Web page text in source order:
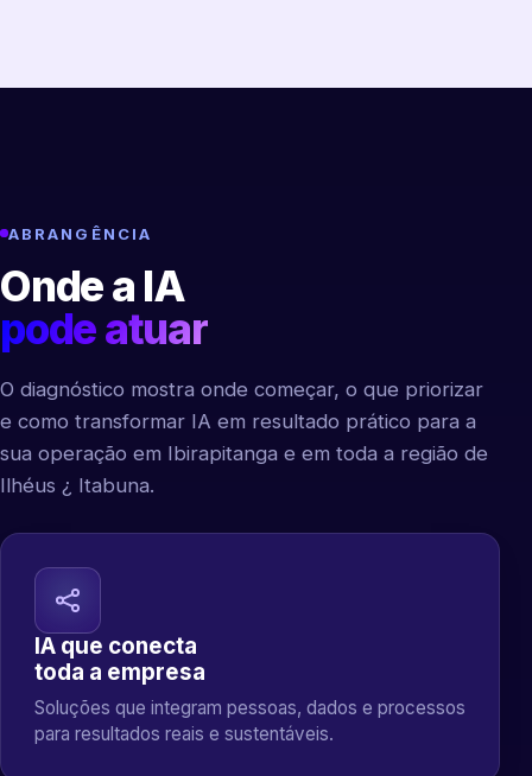
ABRANGÊNCIA
Onde a IA
pode atuar
O diagnóstico mostra onde começar, o que priorizar
e como transformar IA em resultado prático para a
sua operação em Ibirapitanga e em toda a região de
Ilhéus ¿ Itabuna.
IA que conecta
toda a empresa
Soluções que integram pessoas, dados e processos
para resultados reais e sustentáveis.